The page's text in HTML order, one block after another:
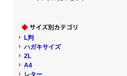
L判
ハガキサイズ
2L
A4
レター